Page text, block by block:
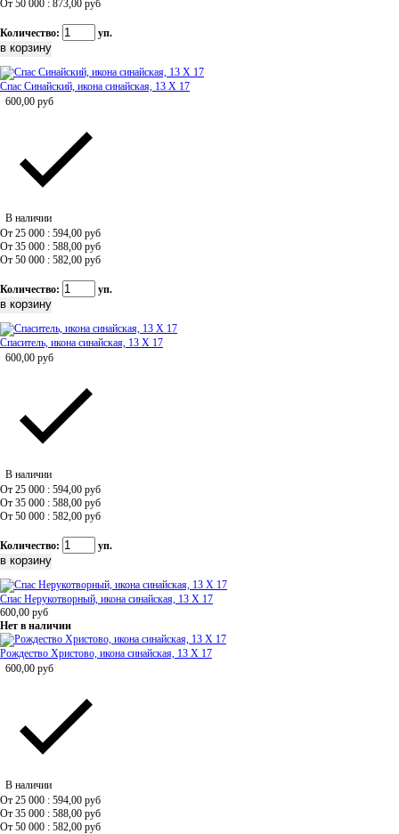
От 50 000 : 873,00 руб
Количество: уп.
Спас Синайский, икона синайская, 13 Х 17
600,00 руб
В наличии
От 25 000 : 594,00 руб
От 35 000 : 588,00 руб
От 50 000 : 582,00 руб
Количество: уп.
Спаситель, икона синайская, 13 Х 17
600,00 руб
В наличии
От 25 000 : 594,00 руб
От 35 000 : 588,00 руб
От 50 000 : 582,00 руб
Количество: уп.
Спас Нерукотворный, икона синайская, 13 Х 17
600,00 руб
Нет в наличии
Рождество Христово, икона синайская, 13 Х 17
600,00 руб
В наличии
От 25 000 : 594,00 руб
От 35 000 : 588,00 руб
От 50 000 : 582,00 руб